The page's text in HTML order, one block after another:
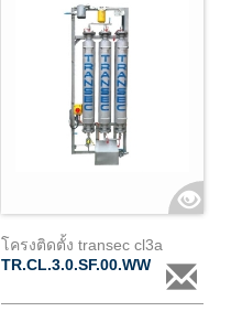
โครงติดตั้ง transec cl3a
TR.CL.3.0.SF.00.WW